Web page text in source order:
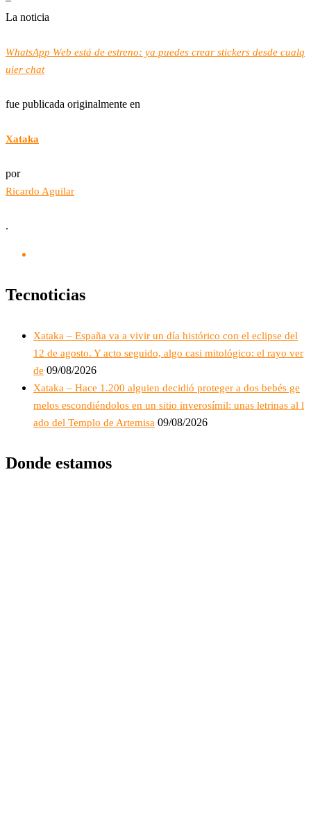
La noticia
WhatsApp Web está de estreno: ya puedes crear stickers desde cualq
uier chat
fue publicada originalmente en
Xataka
por
Ricardo Aguilar
.
Tecnoticias
Xataka – España va a vivir un día histórico con el eclipse del
12 de agosto. Y acto seguido, algo casi mitológico: el rayo ver
de 09/08/2026
Xataka – Hace 1.200 alguien decidió proteger a dos bebés ge
melos escondiéndolos en un sitio inverosímil: unas letrinas al l
ado del Templo de Artemisa 09/08/2026
Donde estamos